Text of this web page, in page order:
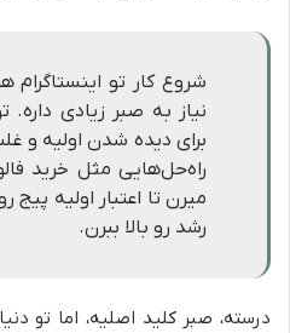
شروع کار تو
نیاز به صبر زیادی داره.
برای دیده شدن اولیه و
راه‌حل‌هایی مثل خرید
میرن تا اعتبار اولیه
رشد رو بالا ببرن.
درسته، صبر کلید اصلیه، اما تو